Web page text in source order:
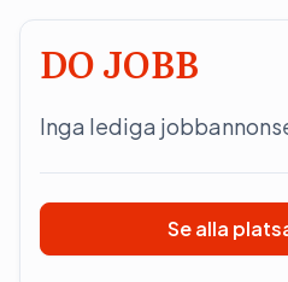
DO JOBB
Inga lediga
Se alla